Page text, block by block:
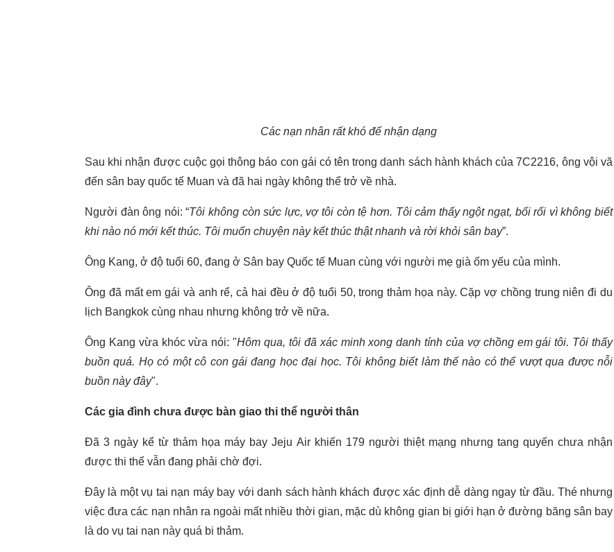
Các nạn nhân rất khó để nhận dạng
Sau khi nhận được cuộc gọi thông báo con gái có tên trong danh sách hành khách của 7C2216, ông vội vã
đến sân bay quốc tế Muan và đã hai ngày không thể trở về nhà.
Người đàn ông nói: “Tôi không còn sức lực, vợ tôi còn tệ hơn. Tôi cảm thấy ngột ngạt, bối rối vì không biết
khi nào nó mới kết thúc. Tôi muốn chuyện này kết thúc thật nhanh và rời khỏi sân bay”.
Ông Kang, ở độ tuổi 60, đang ở Sân bay Quốc tế Muan cùng với người mẹ già ốm yếu của mình.
Ông đã mất em gái và anh rể, cả hai đều ở độ tuổi 50, trong thảm họa này. Cặp vợ chồng trung niên đi du
lịch Bangkok cùng nhau nhưng không trở về nữa.
Ông Kang vừa khóc vừa nói: "Hôm qua, tôi đã xác minh xong danh tính của vợ chồng em gái tôi. Tôi thấy
buồn quá. Họ có một cô con gái đang học đại học. Tôi không biết làm thế nào có thể vượt qua được nỗi
buồn này đây".
Các gia đình chưa được bàn giao thi thể người thân
Đã 3 ngày kể từ thảm họa máy bay Jeju Air khiến 179 người thiệt mạng nhưng tang quyến chưa nhận
được thi thể vẫn đang phải chờ đợi.
Đây là một vụ tai nạn máy bay với danh sách hành khách được xác định dễ dàng ngay từ đầu. Thé nhưng
việc đưa các nạn nhân ra ngoài mất nhiều thời gian, mặc dù không gian bị giới hạn ở đường băng sân bay
là do vụ tai nạn này quá bi thảm.